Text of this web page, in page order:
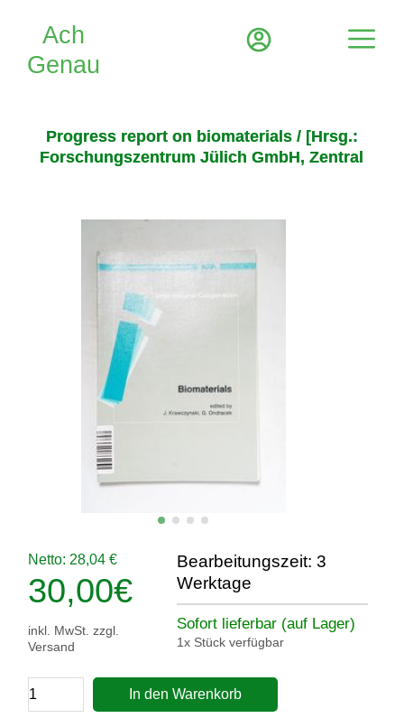
Progress report on biomaterials / [Hrsg.:
Forschungszentrum Jülich GmbH, Zentral
Netto: 28,04 €
30,00€
inkl. MwSt. zzgl.
Versand
In den Warenkorb
Bearbeitungszeit: 3
Werktage
Sofort lieferbar (auf Lager)
1x Stück verfügbar